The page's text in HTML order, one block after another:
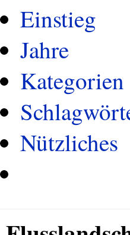
Einstieg
Jahre
Kategorien
Nützliches